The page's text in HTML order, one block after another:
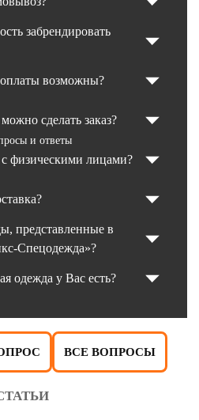
забрендировать
возможны?
сделать заказ?
физическими лицами?
представленные в
Спецодежда»?
одежда у Вас есть?
ВСЕ ВОПРОСЫ